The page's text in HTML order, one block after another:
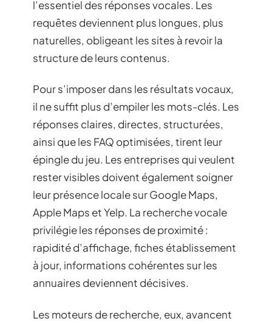
l’essentiel des réponses vocales. Les
requêtes deviennent plus longues, plus
naturelles, obligeant les sites à revoir la
structure de leurs contenus.
Pour s’imposer dans les résultats vocaux,
il ne suffit plus d’empiler les mots-clés. Les
réponses claires, directes, structurées,
ainsi que les FAQ optimisées, tirent leur
épingle du jeu. Les entreprises qui veulent
rester visibles doivent également soigner
leur présence locale sur Google Maps,
Apple Maps et Yelp. La recherche vocale
privilégie les réponses de proximité :
rapidité d’affichage, fiches établissement
à jour, informations cohérentes sur les
annuaires deviennent décisives.
Les moteurs de recherche, eux, avancent